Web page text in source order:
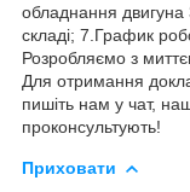
обладнання двигуна
складі; 7.График
Розробляємо з
Для отримання
пишіть нам у чат,
проконсультують!
Приховати